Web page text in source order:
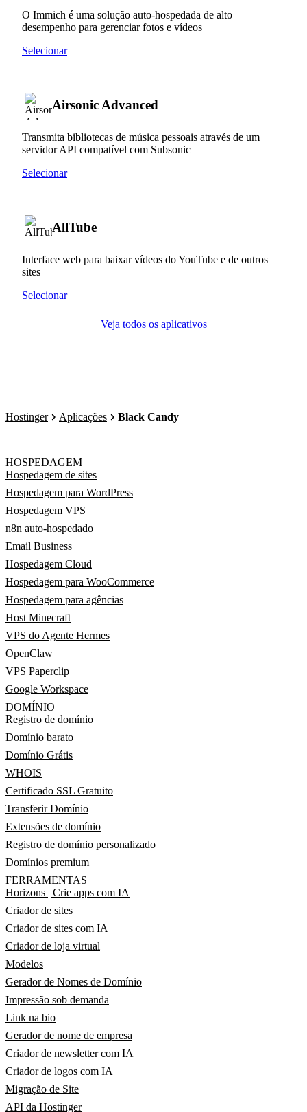
O Immich é uma solução auto-hospedada de alto
desempenho para gerenciar fotos e vídeos
Selecionar
Airsonic Advanced
Transmita bibliotecas de música pessoais através de um
servidor API compatível com Subsonic
Selecionar
AllTube
Interface web para baixar vídeos do YouTube e de outros
sites
Selecionar
Veja todos os aplicativos
Hostinger Aplicações Black Candy
HOSPEDAGEM
Hospedagem de sites
Hospedagem para WordPress
Hospedagem VPS
n8n auto-hospedado
Email Business
Hospedagem Cloud
Hospedagem para WooCommerce
Hospedagem para agências
Host Minecraft
VPS do Agente Hermes
OpenClaw
VPS Paperclip
Google Workspace
DOMÍNIO
Registro de domínio
Domínio barato
Domínio Grátis
WHOIS
Certificado SSL Gratuito
Transferir Domínio
Extensões de domínio
Registro de domínio personalizado
Domínios premium
FERRAMENTAS
Horizons | Crie apps com IA
Criador de sites
Criador de sites com IA
Criador de loja virtual
Modelos
Gerador de Nomes de Domínio
Impressão sob demanda
Link na bio
Gerador de nome de empresa
Criador de newsletter com IA
Criador de logos com IA
Migração de Site
API da Hostinger